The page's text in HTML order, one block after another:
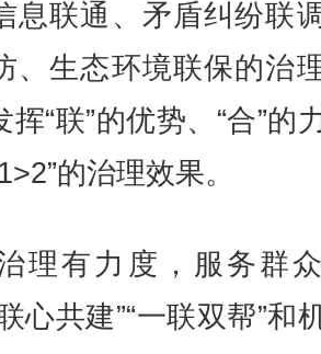
息联通、矛盾纠纷联
、生态环境联保的治
挥“联”的优势、“合”的
的治理效果。
有力度，服务群
心共建”“一联双帮”和